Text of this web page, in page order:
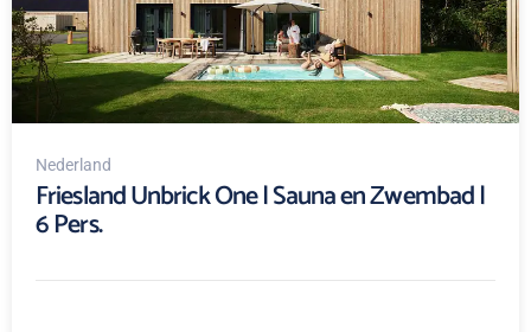
Nederland
Friesland Unbrick One | Sauna en Zwembad |
6 Pers.